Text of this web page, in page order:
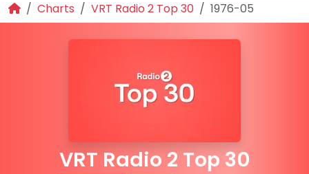
Charts VRT Radio 2 Top 30 1976-05
VRT Radio 2 Top 30